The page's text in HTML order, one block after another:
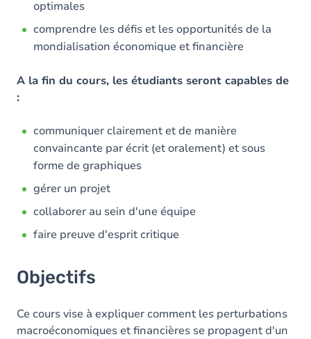
optimales
comprendre les défis et les opportunités de la
mondialisation économique et financière
A la fin du cours, les étudiants seront capables de
:
communiquer clairement et de manière
convaincante par écrit (et oralement) et sous
forme de graphiques
gérer un projet
collaborer au sein d'une équipe
faire preuve d'esprit critique
Objectifs
Ce cours vise à expliquer comment les perturbations
macroéconomiques et financières se propagent d'un